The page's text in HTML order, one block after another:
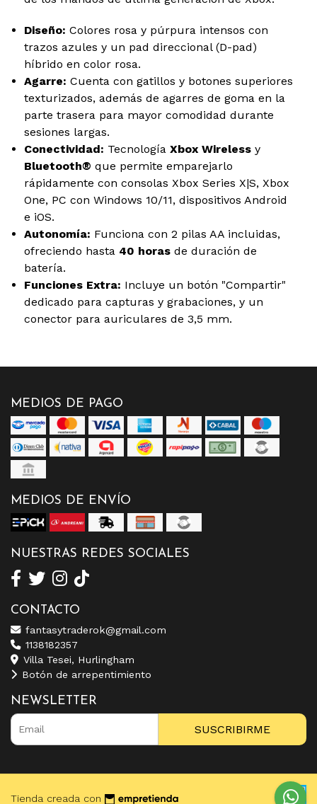
Diseño: Colores rosa y púrpura intensos con
trazos azules y un pad direccional (D-pad)
híbrido en color rosa.
Agarre: Cuenta con gatillos y botones superiores
texturizados, además de agarres de goma en la
parte trasera para mayor comodidad durante
sesiones largas.
Conectividad: Tecnología Xbox Wirelessy
Bluetooth® que permite emparejarlo
rápidamente con consolas Xbox Series X|S, Xbox
One, PC con Windows 10/11, dispositivos Android
e iOS.
Autonomía: Funciona con 2 pilas AA incluidas,
ofreciendo hasta 40 horasde duración de
batería.
Funciones Extra: Incluye un botón "Compartir"
dedicado para capturas y grabaciones, y un
conector para auriculares de 3,5 mm.
MEDIOS DE PAGO
MEDIOS DE ENVÍO
NUESTRAS REDES SOCIALES
CONTACTO
fantasytraderok@gmail.com
1138182357
Villa Tesei, Hurlingham
Botón de arrepentimiento
NEWSLETTER
SUSCRIBIRME
Tienda creada con